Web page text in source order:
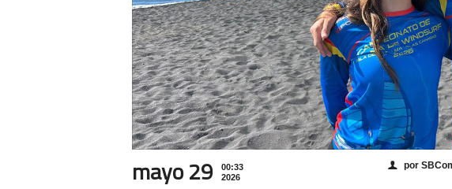
mayo 29
00:33
2026
👤 por